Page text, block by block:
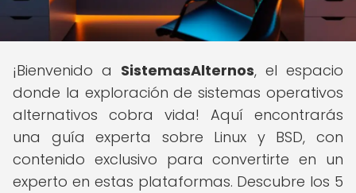
¡Bienvenido a SistemasAlternos, el espacio
donde la exploración de sistemas operativos
alternativos cobra vida! Aquí encontrarás
una guía experta sobre Linux y BSD, con
contenido exclusivo para convertirte en un
experto en estas plataformas. Descubre los 5